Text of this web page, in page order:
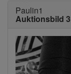
Paulin1
Auktionsbild 3